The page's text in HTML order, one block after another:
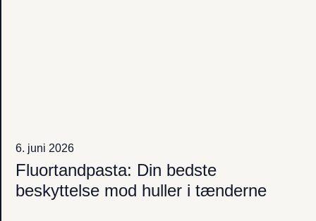
6. juni 2026
Fluortandpasta: Din bedste
beskyttelse mod huller i tænderne